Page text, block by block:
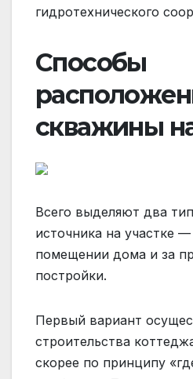
гидротехнического
Способы
скважины
Всего выделяют два
источника на участке
помещении дома и за
постройки.
Первый вариант
строительства
скорее по принципу